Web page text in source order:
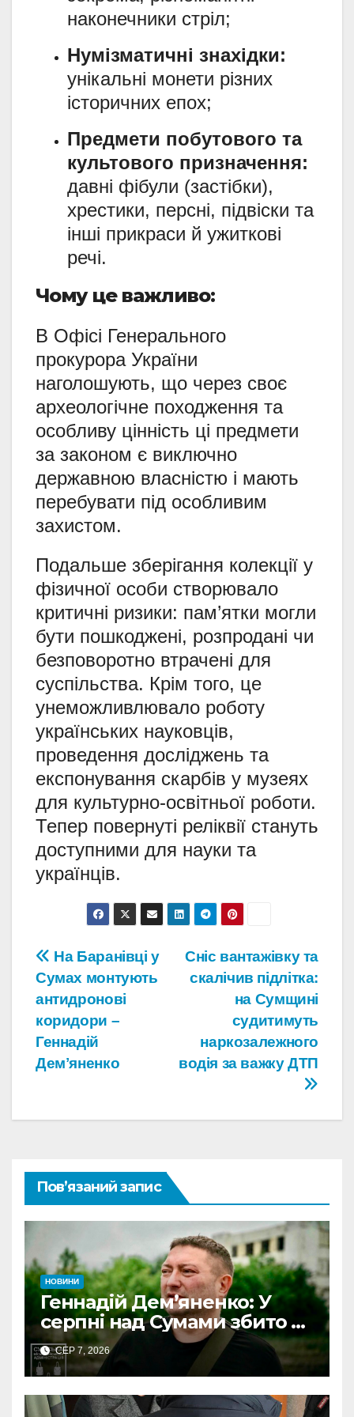
наконечники стріл;
Нумізматичні знахідки:
унікальні монети різних
історичних епох;
Предмети побутового та
культового призначення:
давні фібули (застібки),
хрестики, персні, підвіски та
інші прикраси й ужиткові
речі.
Чому це важливо:
В Офісі Генерального
прокурора України
наголошують, що через своє
археологічне походження та
особливу цінність ці предмети
за законом є виключно
державною власністю і мають
перебувати під особливим
захистом.
Подальше зберігання колекції у
фізичної особи створювало
критичні ризики: пам’ятки могли
бути пошкоджені, розпродані чи
безповоротно втрачені для
суспільства. Крім того, це
унеможливлювало роботу
українських науковців,
проведення досліджень та
експонування скарбів у музеях
для культурно-освітньої роботи.
Тепер повернуті реліквії стануть
доступними для науки та
українців.
Навігація
записів
Сніс вантажівку та
скалічив підлітка:
на Сумщині
судитимуть
наркозалежного
водія за важку ДТП
На Баранівці у
Сумах монтують
антидронові
коридори –
Геннадій
Демʼяненко
Пов’язаний запис
НОВИНИ
Геннадій Дем’яненко: У
серпні над Сумами збито 6
КАБів
СЕР 7, 2026